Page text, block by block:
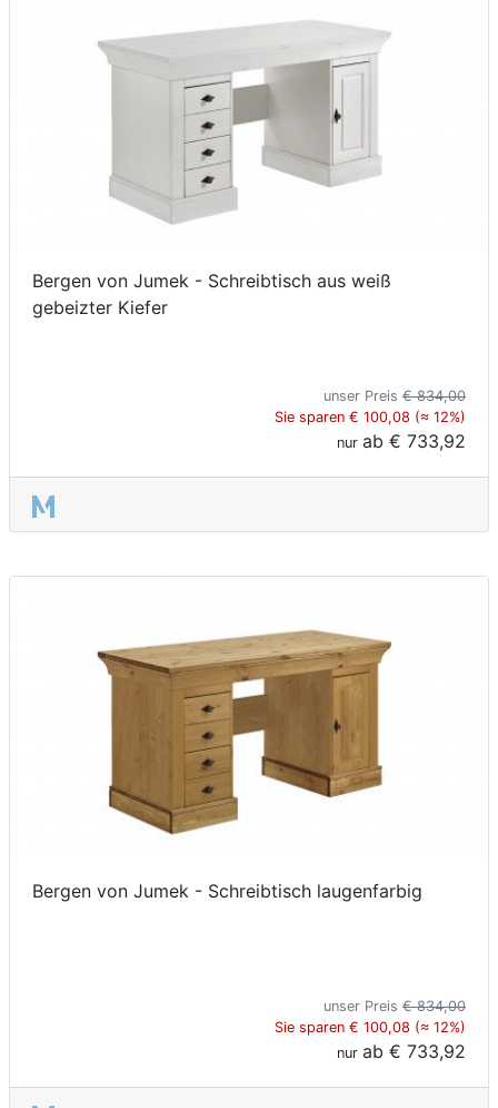
Bergen von Jumek - Schreibtisch aus weiß
gebeizter Kiefer
unser Preis € 834,00
Sie sparen € 100,08 (≈ 12%)
nur ab € 733,92
Bergen von Jumek - Schreibtisch laugenfarbig
unser Preis € 834,00
Sie sparen € 100,08 (≈ 12%)
nur ab € 733,92